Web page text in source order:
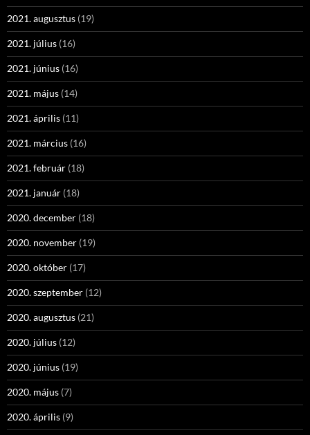
2021. augusztus (19)
2021. július (16)
2021. június (16)
2021. május (14)
2021. április (11)
2021. március (16)
2021. február (18)
2021. január (18)
2020. december (18)
2020. november (19)
2020. október (17)
2020. szeptember (12)
2020. augusztus (21)
2020. július (12)
2020. június (19)
2020. május (7)
2020. április (9)